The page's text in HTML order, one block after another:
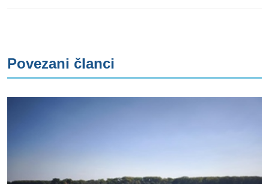
Povezani članci